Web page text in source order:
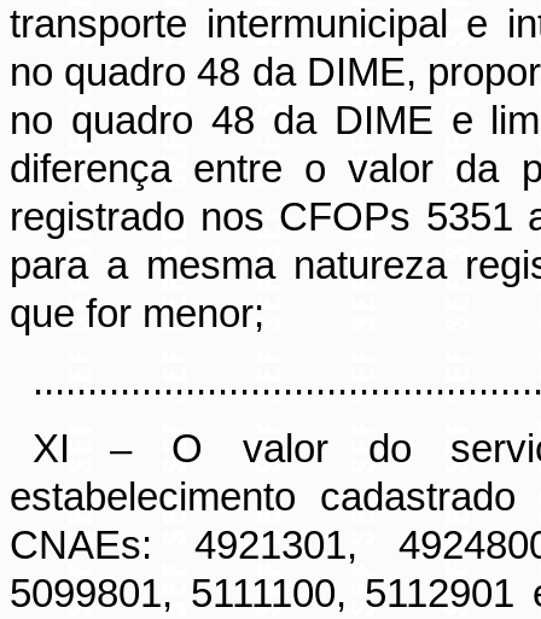
transporte intermunicipal e
no quadro 48 da DIME,
no quadro 48 da DIME e
diferença entre o valor da
registrado nos CFOPs
para a mesma natureza
que for menor;
XI – O valor do
estabelecimento
CNAEs: 4921301,
5099801, 5111100,